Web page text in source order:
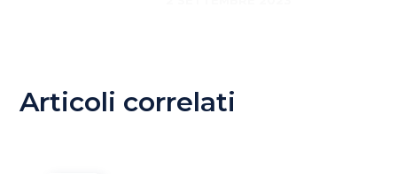
Articoli correlati